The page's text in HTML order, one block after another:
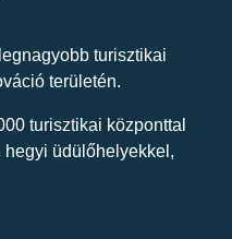
turisztikai
területén.
turisztikai központtal
üdülőhelyekkel,